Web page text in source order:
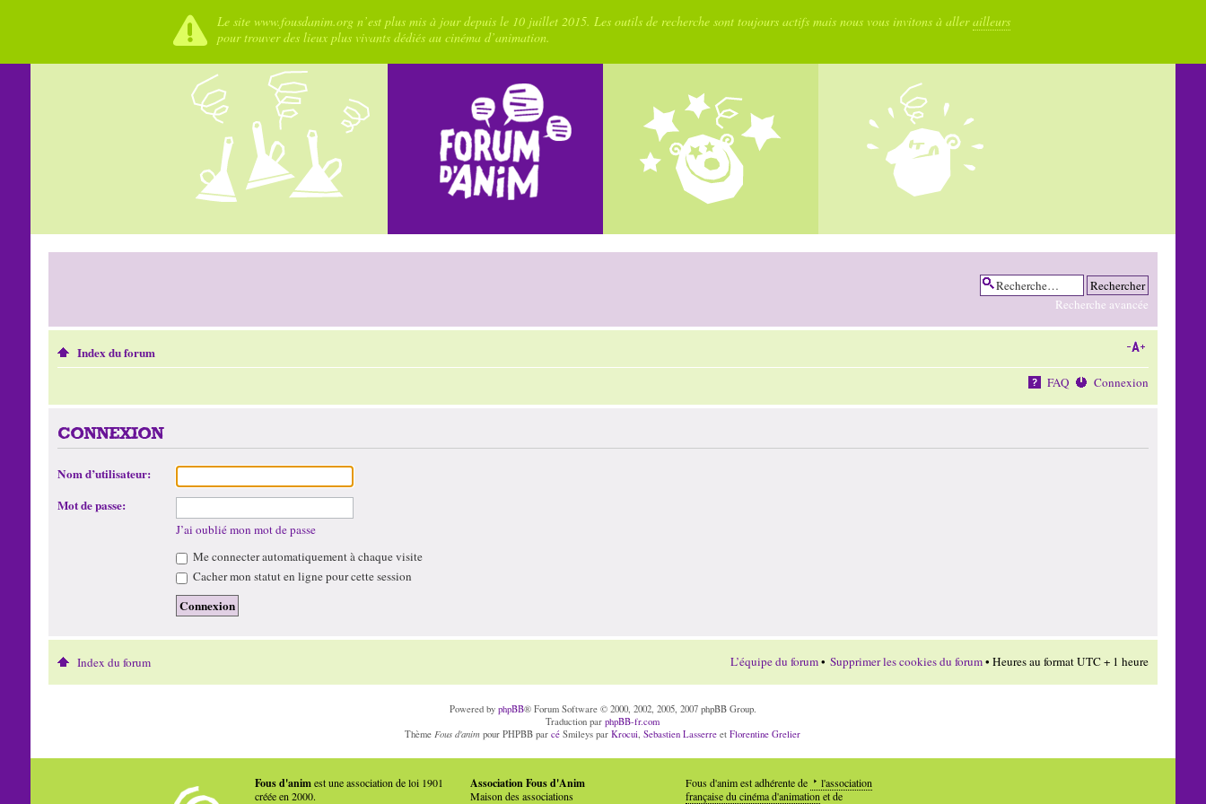
Le site www.fousdanim.org n’est plus mis à jour depuis le 10 juillet 2015. Les outils de recherche sont toujours actifs mais nous vous invitons à allerailleurs
pour trouver des lieux plus vivants dédiés au cinéma d’animation.
Recherche avancée
Index du forum
FAQ Connexion
CONNEXION
Nom d’utilisateur:
Mot de passe:
J’ai oublié mon mot de passe
Me connecter automatiquement à chaque visite
Cacher mon statut en ligne pour cette session
Index du forum L’équipe du forum• Supprimer les cookies du forum• Heures au format UTC + 1 heure
Powered by phpBB® Forum Software © 2000, 2002, 2005, 2007 phpBB Group.
Traduction parphpBB-fr.com
Thème Fous d'anim pour PHPBB parcé Smileys parKrocui ,Sebastien Lasserre etFlorentine Grelier
Fous d'animest une association de loi 1901
créée en 2000.
Association Fous d'Anim
Maison des associations
Fous d'anim est adhérente de
l'association
française du cinéma d'animation et de